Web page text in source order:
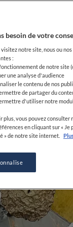
besoin de votre
visitez notre site, nous ou
:
de notre site
une analyse d'audience
le contenu de nos
de partager du
d'utiliser notre
plus, vous pouvez
en cliquant sur «
» de notre site internet.